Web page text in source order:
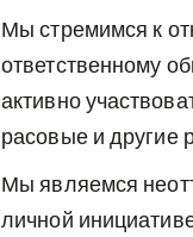
Мы стремимся к
ответственному
активно
расовые и другие
Мы являемся
личной